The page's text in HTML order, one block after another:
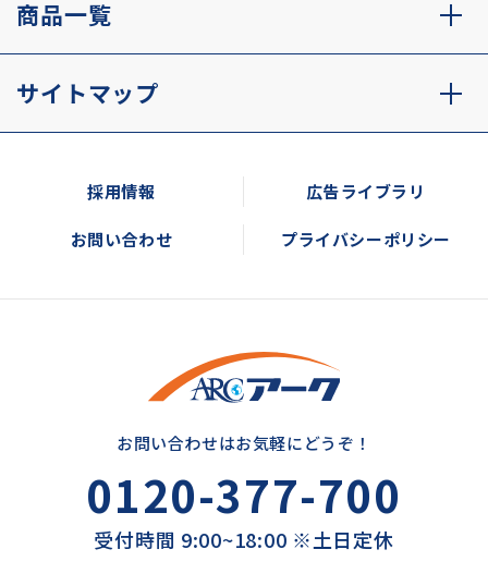
商品一覧
サイトマップ
採用情報 広告ライブラリ
お問い合わせ プライバシーポリシー
お問い合わせはお気軽にどうぞ！
0120-377-700
受付時間 9:00~18:00 ※土日定休